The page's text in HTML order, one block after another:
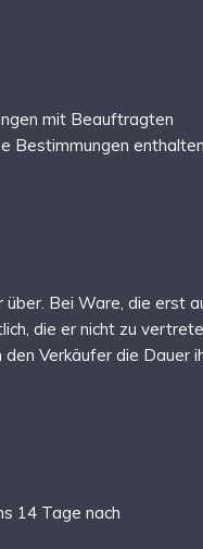
mit Beauftragten
Bestimmungen
Bei Ware, die erst
die er nicht zu
Verkäufer die Dauer
14 Tage nach